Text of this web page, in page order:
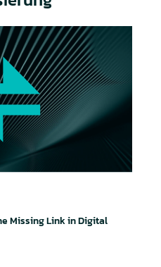
Missing Link in Digital